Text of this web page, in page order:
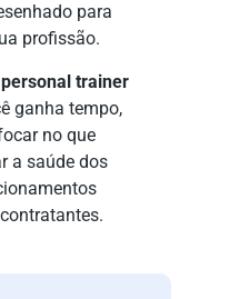
para
profissão.
trainer
ganha tempo,
no que
a saúde dos